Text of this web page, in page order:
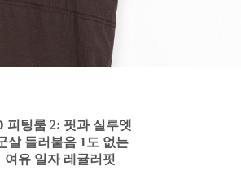
피팅룸 2: 핏과 실루엣
살 들러붙음 1도 없는
여유 일자 레귤러핏